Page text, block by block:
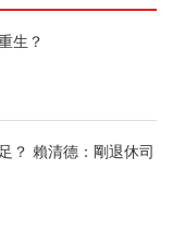
生？
？ 賴清德：剛退休司